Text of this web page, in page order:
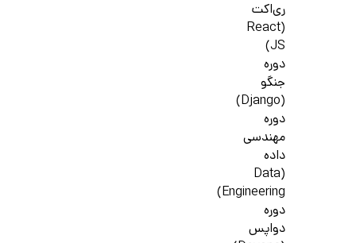
ری‌اکت
(React
JS)
دوره
جنگو
(Django)
دوره
مهندسی
داده
(Data
Engineering)
دوره
دواپس